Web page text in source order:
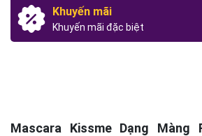
Khuyến mãi
Khuyến mãi đặc biệt
Mascara Kissme Dạng Màng